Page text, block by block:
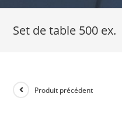
Set de table 500 ex.
Produit précédent